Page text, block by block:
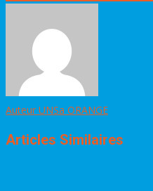
Auteur UNSa ORANGE
Articles Similaires